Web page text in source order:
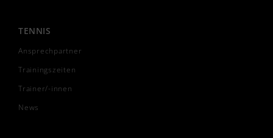
TENNIS
Ansprechpartner
Trainingszeiten
Trainer/-innen
News